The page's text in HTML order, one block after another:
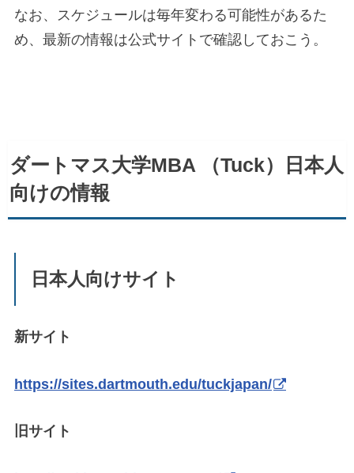
なお、スケジュールは毎年変わる可能性があるた
め、最新の情報は公式サイトで確認しておこう。
ダートマス大学MBA （Tuck）日本人
向けの情報
日本人向けサイト
新サイト
https://sites.dartmouth.edu/tuckjapan/
旧サイト